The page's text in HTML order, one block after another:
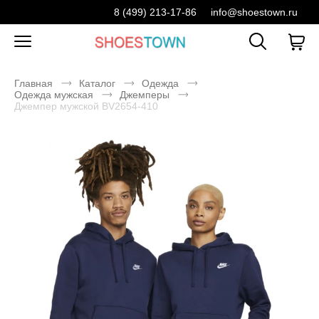
8 (499) 213-17-86 info@shoestown.ru
Главная Каталог
Одежда
Одежда мужская
Джемперы
Джемпер мужской BV2654-410